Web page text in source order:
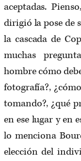
aceptadas.
dirigió la pose de
la cascada de
muchas
hombre cómo
fotografía?,
tomando?, ¿qué
en ese lugar y en
lo menciona
elección del